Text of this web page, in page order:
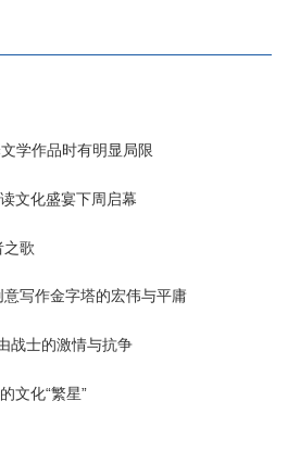
学作品时有明显局限
文化盛宴下周启幕
之歌
写作金字塔的宏伟与平庸
战士的激情与抗争
文化“繁星”